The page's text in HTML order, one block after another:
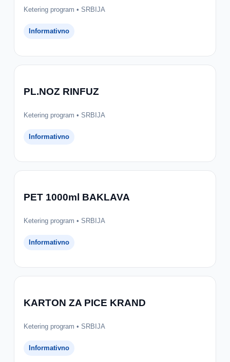
Ketering program • SRBIJA
Informativno
PL.NOZ RINFUZ
Ketering program • SRBIJA
Informativno
PET 1000ml BAKLAVA
Ketering program • SRBIJA
Informativno
KARTON ZA PICE KRAND
Ketering program • SRBIJA
Informativno